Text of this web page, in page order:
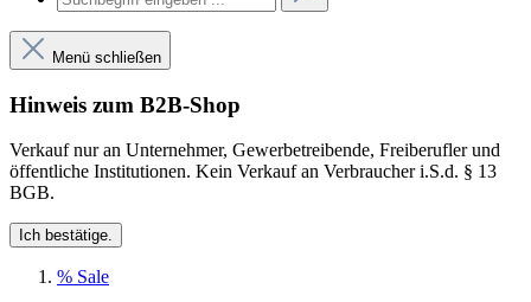
Menü schließen
Hinweis zum B2B-Shop
Verkauf nur an Unternehmer, Gewerbetreibende, Freiberufler und
öffentliche Institutionen. Kein Verkauf an Verbraucher i.S.d. § 13
BGB.
Ich bestätige.
% Sale